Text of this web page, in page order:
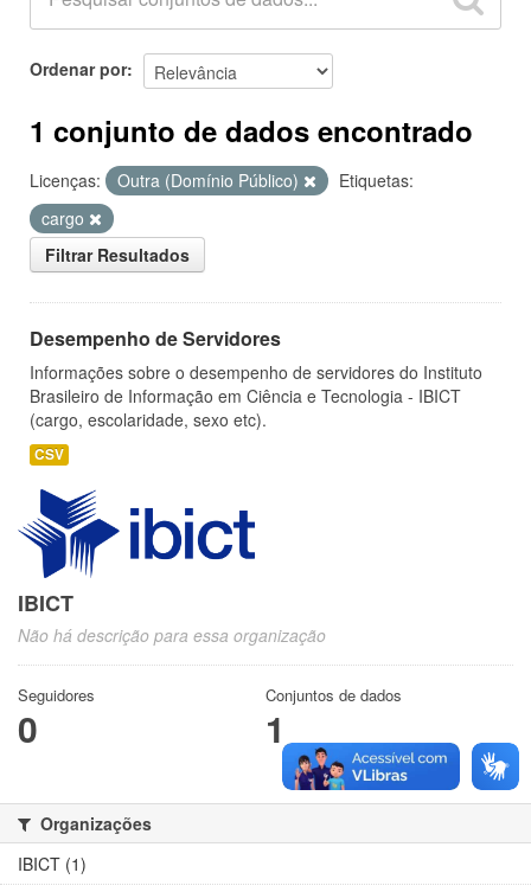
Ordenar por
1 conjunto de dados encontrado
Licenças: Outra (Domínio Público)
Etiquetas:
cargo
Filtrar Resultados
Desempenho de Servidores
Informações sobre o desempenho de servidores do Instituto
Brasileiro de Informação em Ciência e Tecnologia - IBICT
(cargo, escolaridade, sexo etc).
CSV
IBICT
Não há descrição para essa organização
Seguidores
0
Conjuntos de dados
1
Organizações
IBICT (1)